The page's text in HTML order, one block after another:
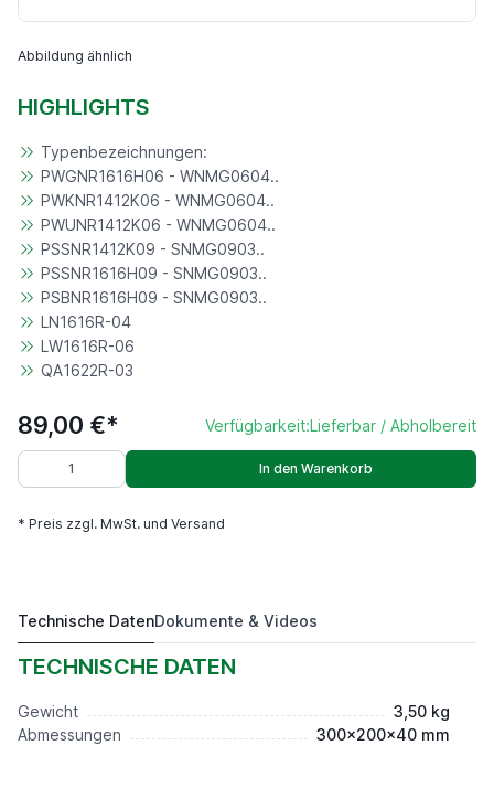
Abbildung ähnlich
HIGHLIGHTS
Typenbezeichnungen:
PWGNR1616H06 - WNMG0604..
PWKNR1412K06 - WNMG0604..
PWUNR1412K06 - WNMG0604..
PSSNR1412K09 - SNMG0903..
PSSNR1616H09 - SNMG0903..
PSBNR1616H09 - SNMG0903..
LN1616R-04
LW1616R-06
QA1622R-03
89,00 €* Verfügbarkeit:Lieferbar / Abholbereit
In den Warenkorb
* Preis zzgl. MwSt. und Versand
16 mm mit Wendeplattensystem 9 teilig
89,00 €*
Technische DatenDokumente & Videos
TECHNISCHE DATEN
Gewicht
3,50 kg
Abmessungen
300x200x40 mm